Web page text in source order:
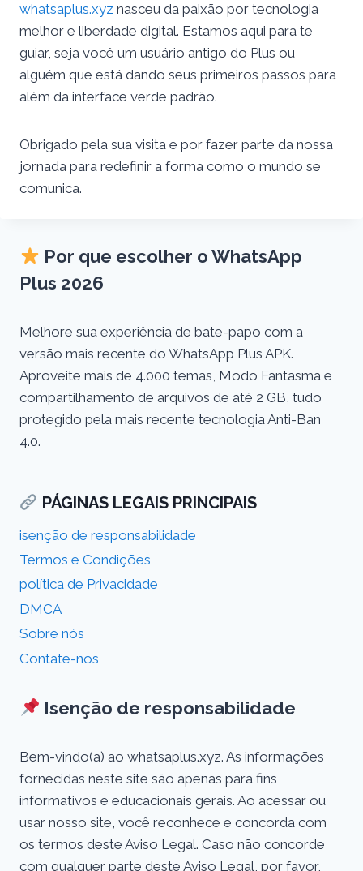
whatsaplus.xyz nasceu da paixão por tecnologia
melhor e liberdade digital. Estamos aqui para te
guiar, seja você um usuário antigo do Plus ou
alguém que está dando seus primeiros passos para
além da interface verde padrão.
Obrigado pela sua visita e por fazer parte da nossa
jornada para redefinir a forma como o mundo se
comunica.
Por que escolher o WhatsApp
Plus 2026
Melhore sua experiência de bate-papo com a
versão mais recente do WhatsApp Plus APK.
Aproveite mais de 4.000 temas, Modo Fantasma e
compartilhamento de arquivos de até 2 GB, tudo
protegido pela mais recente tecnologia Anti-Ban
4.0.
PÁGINAS LEGAIS PRINCIPAIS
isenção de responsabilidade
Termos e Condições
política de Privacidade
DMCA
Sobre nós
Contate-nos
Isenção de responsabilidade
Bem-vindo(a) ao whatsaplus.xyz. As informações
fornecidas neste site são apenas para fins
informativos e educacionais gerais. Ao acessar ou
usar nosso site, você reconhece e concorda com
os termos deste Aviso Legal. Caso não concorde
com qualquer parte deste Aviso Legal, por favor,